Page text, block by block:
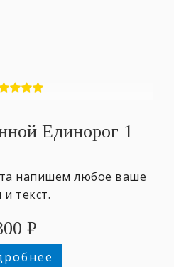
Единорог 1
напишем любое ваше
и текст.
₽